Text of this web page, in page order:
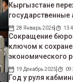
Кыргызстане
28 Январь 2026
Сокращение
ключом к
экономического
19 Декабрь 2025
Год у руля